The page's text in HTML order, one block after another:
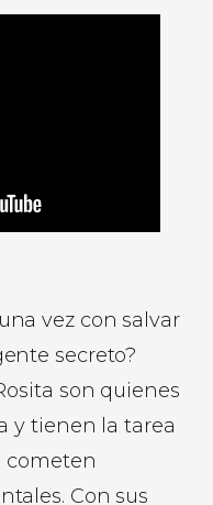
vez con salvar
secreto?
son quienes
y tienen la tarea
cometen
Con sus